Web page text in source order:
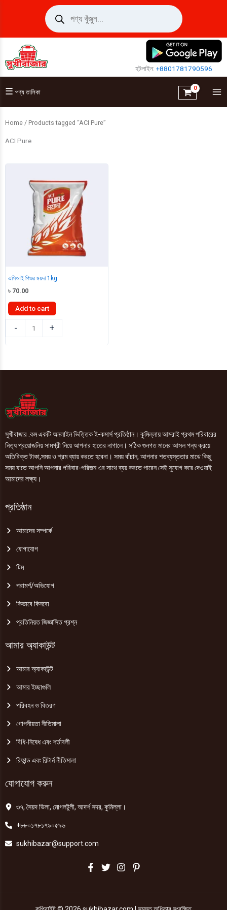
Products
search
হটলাইন:+8801781790596
☰ পণ্য তালিকা
Home / Products tagged “ACI Pure”
ACI Pure
এসিআই পিওর ময়দা 1kg
৳ 70.00
Add to cart
-
পিওর
quantity
+
সুখীবাজার .কম একটি অনলাইন ভিত্তিক ই-কমার্স প্রতিষ্ঠান। কুমিল্লায় আমরাই প্রথম পরিবারের
নিত্য প্রয়োজনিয় সামগ্রী নিয়ে আপনার হাতের নাগালে। সঠিক গুনগত মানের আসল পন্য ক্রয়ে
অতিরিক্ত টাকা,সময় ও শ্রম ব্যায় করতে হবেনা। সময় বাঁচান, আপনার শতব্যস্ততার মাঝে কিছু
সময় যাতে আপনি আপনার পরিবার-পরিজন এর সাথে ব্যয় করতে পারেন সেই সুযোগ করে দেওয়াই
আমাদের লক্ষ্য।
প্রতিষ্ঠান
আমাদের সম্পর্কে
যোগাযোগ
টিম
পরামর্শ/অভিযোগ
কিভাবে কিনবো
প্রতিনিয়ত জিজ্ঞাসিত প্রশ্ন
আমার অ্যাকাউন্ট
আমার অ্যাকাউন্ট
আমার ইচ্ছাগুলি
পরিবহন ও বিতরণ
গোপনীয়তা নীতিমালা
বিধি-নিষেধ এবং শর্তাবলী
রিফান্ড এবং রিটার্ন নীতিমালা
যোগাযোগ করুন
৩৭, সৈয়দ ভিলা, মোগলটুলী, আদর্শ সদর, কুমিল্লা।
+৮৮০১৭৮১৭৯০৫৯৬
sukhibazar@support.com